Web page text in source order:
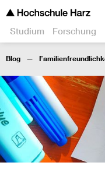
Studium Forschung
Blog